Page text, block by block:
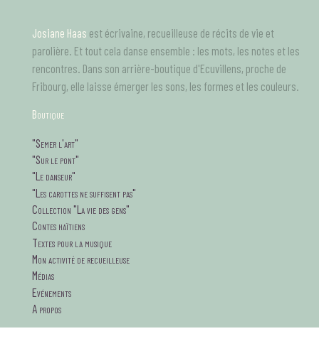
contenu
principal
Josiane Haas est écrivaine, recueilleuse de récits de vie et
parolière. Et tout cela danse ensemble : les mots, les notes et les
rencontres. Dans son arrière-boutique d'Ecuvillens, proche de
Fribourg, elle laisse émerger les sons, les formes et les couleurs.
Boutique
tagsMenu
"Semer l'art"
"Sur le pont"
"Le danseur"
"Les carottes ne suffisent pas"
Collection "La vie des gens"
Contes haïtiens
Textes pour la musique
Mon activité de recueilleuse
Médias
Evénements
A propos